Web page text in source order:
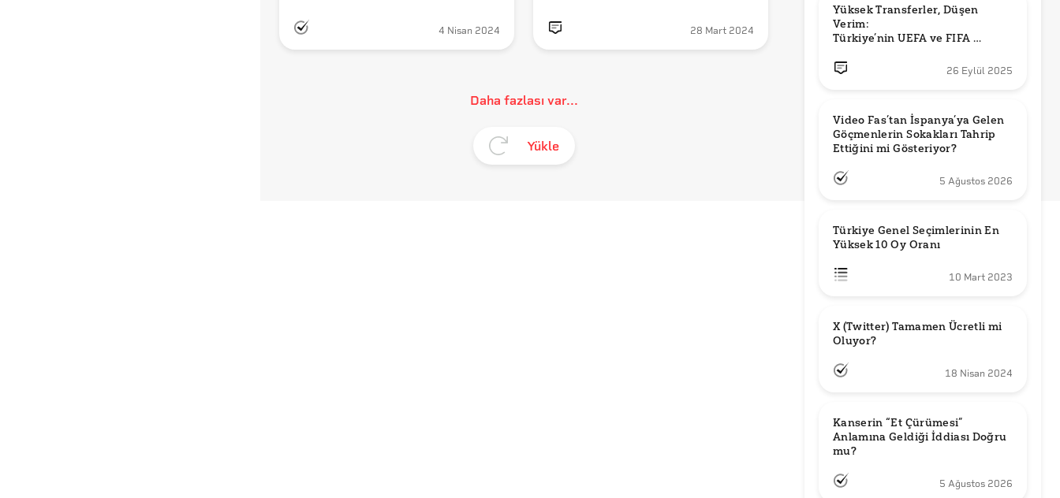
MHP’nin Kazandığı
Belediye Başkanlığının,
4 Nisan 2024 28 Mart 2024
Daha fazlası var...
Yükle
Yüksek Transferler, Düşen
Verim:
Türkiye’nin UEFA ve FIFA
26 Eylül 2025
Video Fas’tan İspanya’ya Gelen
Göçmenlerin Sokakları Tahrip
Ettiğini mi Gösteriyor?
5 Ağustos 2026
Türkiye Genel Seçimlerinin En
Yüksek 10 Oy Oranı
10 Mart 2023
X (Twitter) Tamamen Ücretli mi
Oluyor?
18 Nisan 2024
Kanserin “Et Çürümesi”
Anlamına Geldiği İddiası Doğru
mu?
5 Ağustos 2026